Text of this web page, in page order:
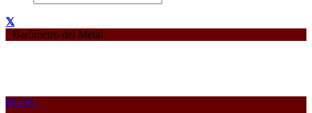
Barómetro del Metal
BLOG